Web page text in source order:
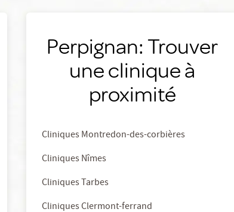
Perpignan: Trouver
une clinique à
proximité
Cliniques Montredon-des-corbières
Cliniques Nîmes
Cliniques Tarbes
Cliniques Clermont-ferrand